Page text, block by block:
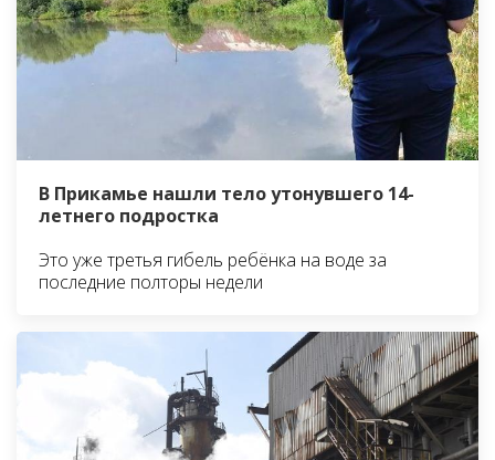
В Прикамье нашли тело утонувшего 14-
летнего подростка
Это уже третья гибель ребёнка на воде за
последние полторы недели